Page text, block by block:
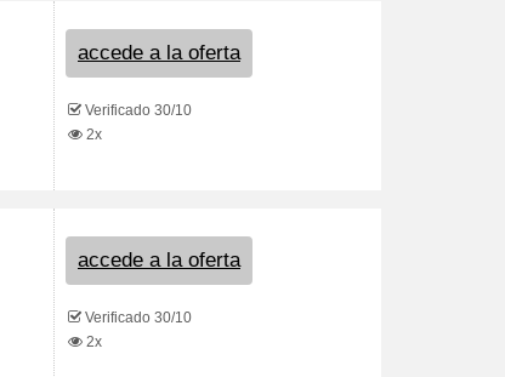
accede a la oferta
Verificado 30/10
2x
accede a la oferta
Verificado 30/10
2x